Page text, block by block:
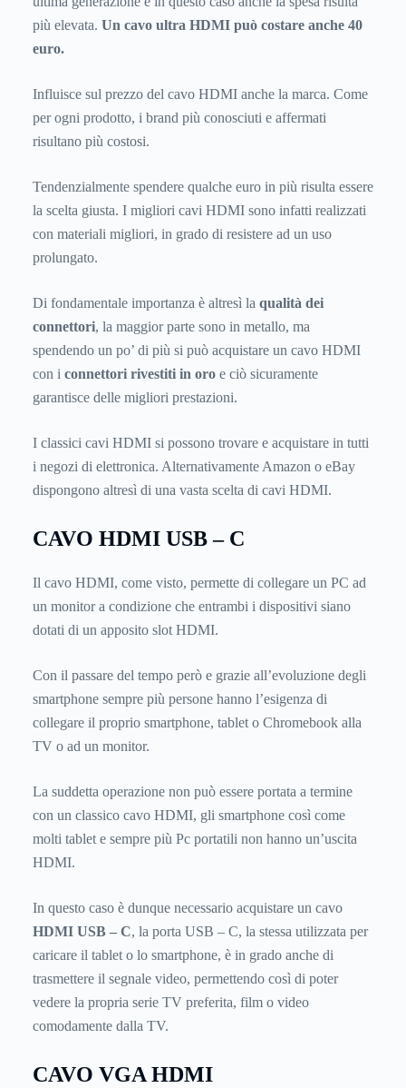
più elevata. Un cavo ultra HDMI può costare anche 40
euro.
Influisce sul prezzo del cavo HDMI anche la marca. Come
per ogni prodotto, i brand più conosciuti e affermati
risultano più costosi.
Tendenzialmente spendere qualche euro in più risulta essere
la scelta giusta. I migliori cavi HDMI sono infatti realizzati
con materiali migliori, in grado di resistere ad un uso
prolungato.
Di fondamentale importanza è altresì la qualità dei
connettori, la maggior parte sono in metallo, ma
spendendo un po’ di più si può acquistare un cavo HDMI
con i connettori rivestiti in oro e ciò sicuramente
garantisce delle migliori prestazioni.
I classici cavi HDMI si possono trovare e acquistare in tutti
i negozi di elettronica. Alternativamente Amazon o eBay
dispongono altresì di una vasta scelta di cavi HDMI.
CAVO HDMI USB – C
Il cavo HDMI, come visto, permette di collegare un PC ad
un monitor a condizione che entrambi i dispositivi siano
dotati di un apposito slot HDMI.
Con il passare del tempo però e grazie all’evoluzione degli
smartphone sempre più persone hanno l’esigenza di
collegare il proprio smartphone, tablet o Chromebook alla
TV o ad un monitor.
La suddetta operazione non può essere portata a termine
con un classico cavo HDMI, gli smartphone così come
molti tablet e sempre più Pc portatili non hanno un’uscita
HDMI.
In questo caso è dunque necessario acquistare un cavo
HDMI USB – C, la porta USB – C, la stessa utilizzata per
caricare il tablet o lo smartphone, è in grado anche di
trasmettere il segnale video, permettendo così di poter
vedere la propria serie TV preferita, film o video
comodamente dalla TV.
CAVO VGA HDMI